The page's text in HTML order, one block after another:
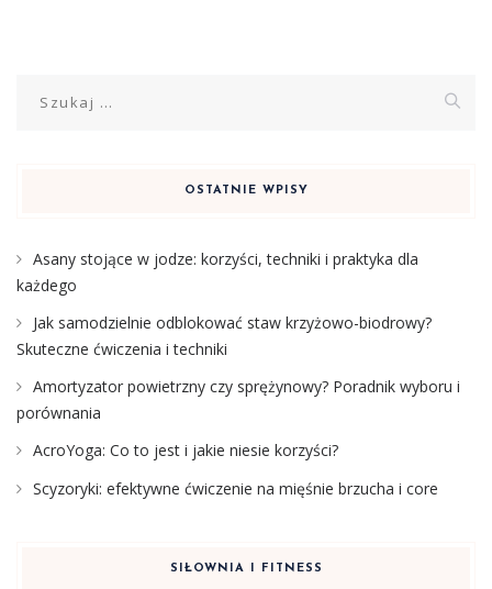
OSTATNIE WPISY
Asany stojące w jodze: korzyści, techniki i praktyka dla
każdego
Jak samodzielnie odblokować staw krzyżowo-biodrowy?
Skuteczne ćwiczenia i techniki
Amortyzator powietrzny czy sprężynowy? Poradnik wyboru i
porównania
AcroYoga: Co to jest i jakie niesie korzyści?
Scyzoryki: efektywne ćwiczenie na mięśnie brzucha i core
SIŁOWNIA I FITNESS